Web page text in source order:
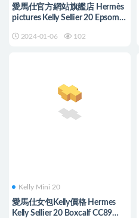
愛馬仕官方網站旗艦店 Hermès
pictures Kelly Sellier 20 Epsom
2024-01-06 102
Kelly Mini 20
愛馬仕女包Kelly價格 Hermes
Kelly Sellier 20 Boxcalf CC89